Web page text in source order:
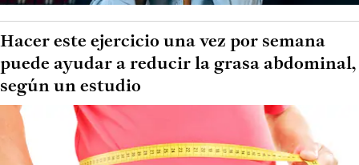
Hacer este ejercicio una vez por semana
puede ayudar a reducir la grasa abdominal,
según un estudio